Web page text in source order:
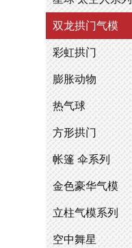
双龙拱门气模
彩虹拱门
膨胀动物
热气球
方形拱门
帐篷 伞系列
金色豪华气模
立柱气模系列
空中舞星